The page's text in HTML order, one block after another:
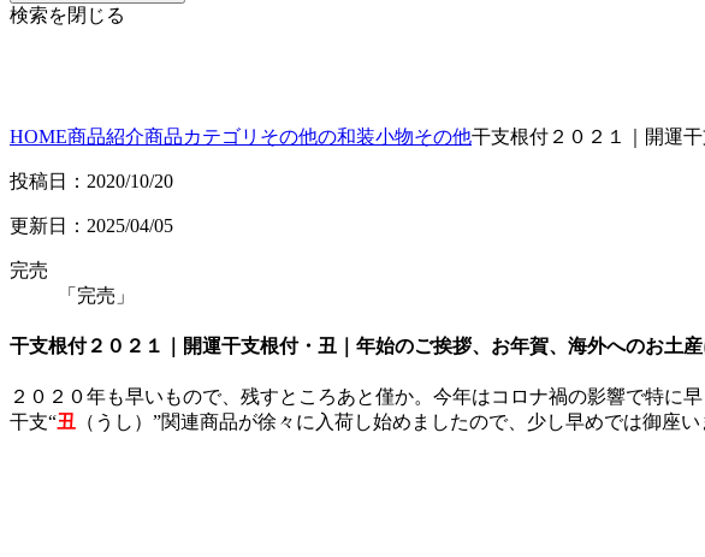
検索を閉じる
HOME商品紹介商品カテゴリ その他の和装小物その他干支根付２０２１｜開運
投稿日：2020/10/20
更新日：2025/04/05
完売
「完売」
干支根付２０２１｜開運干支根付・丑｜年始のご挨拶、お年賀、海外へのお土産
２０２０年も早いもので、残すところあと僅か。今年はコロナ禍の影響で特
干支“丑 （うし）”関連商品が徐々に入荷し始めましたので、少し早めでは御座い